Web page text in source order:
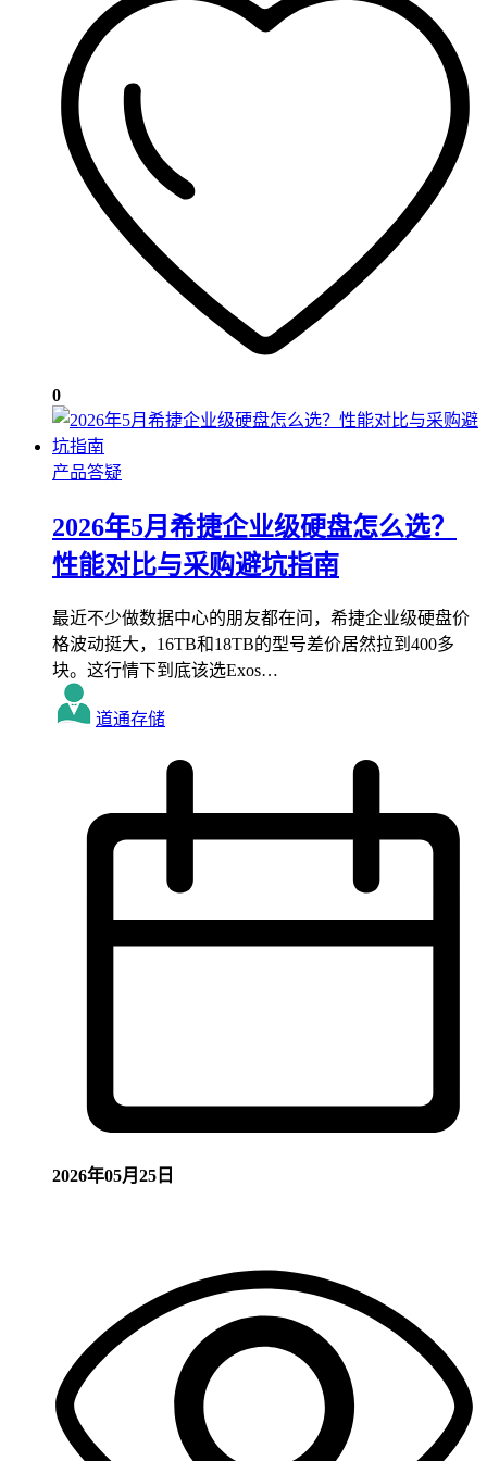
0
产品答疑
2026年5月希捷企业级硬盘怎么选？
性能对比与采购避坑指南
最近不少做数据中心的朋友都在问，希捷企业级硬盘价
格波动挺大，16TB和18TB的型号差价居然拉到400多
块。这行情下到底该选Exos…
道通存储
2026年05月25日